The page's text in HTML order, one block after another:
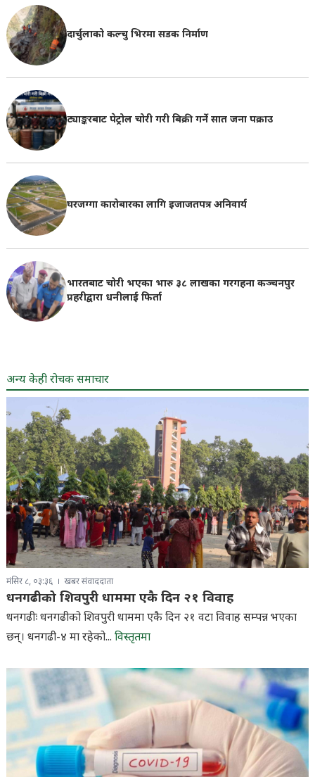
दार्चुलाको कल्चु भिरमा सडक निर्माण
ट्याङ्करबाट पेट्रोल चोरी गरी बिक्री गर्ने सात जना पक्राउ
घरजग्गा कारोबारका लागि इजाजतपत्र अनिवार्य
भारतबाट चोरी भएका भारु ३८ लाखका गरगहना कञ्चनपुर
प्रहरीद्वारा धनीलाई फिर्ता
अन्य केही रोचक समाचार
मंसिर ८, ०३:३६ खबर संवाददाता
धनगढीको शिवपुरी धाममा एकै दिन २१ विवाह
धनगढीः धनगढीको शिवपुरी धाममा एकै दिन २१ वटा विवाह सम्पन्न भएका
छन्। धनगढी-४ मा रहेको... विस्तृतमा